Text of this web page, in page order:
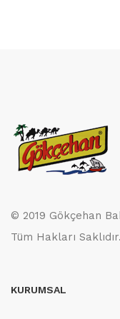
© 2019 Gökçehan
Tüm Hakları Saklıdır.
KURUMSAL